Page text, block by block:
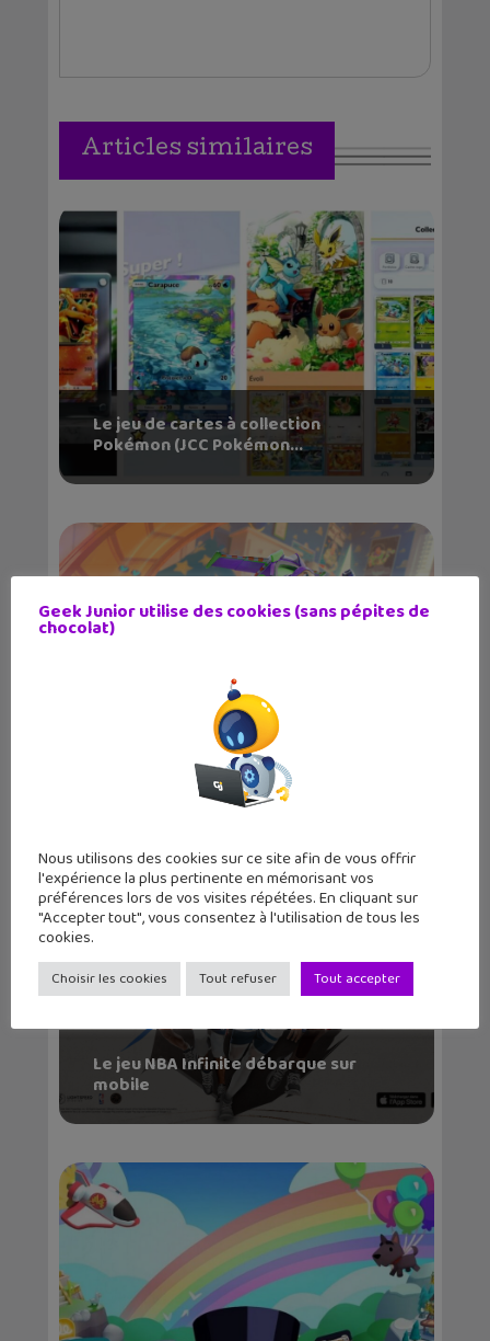
Articles similaires
Le jeu de cartes à collection
Pokémon (JCC Pokémon...
Le jeu de course Disney Speedstorm
disponible sur...
Le jeu NBA Infinite débarque sur
mobile
Geek Junior utilise des cookies (sans pépites de
chocolat)
Nous utilisons des cookies sur ce site afin de vous offrir
l'expérience la plus pertinente en mémorisant vos
préférences lors de vos visites répétées. En cliquant sur
"Accepter tout", vous consentez à l'utilisation de tous les
cookies.
Choisir les cookies Tout refuser Tout accepter